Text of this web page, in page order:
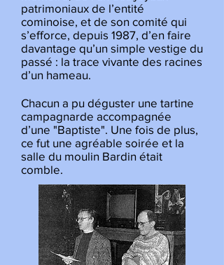
patrimoniaux de l’entité
cominoise, et de son comité qui
s’efforce, depuis 1987, d’en faire
davantage qu’un simple vestige du
passé : la trace vivante des racines
d’un hameau.
Chacun a pu déguster une tartine
campagnarde accompagnée
d’une "Baptiste". Une fois de plus,
ce fut une agréable soirée et la
salle du moulin Bardin était
comble.